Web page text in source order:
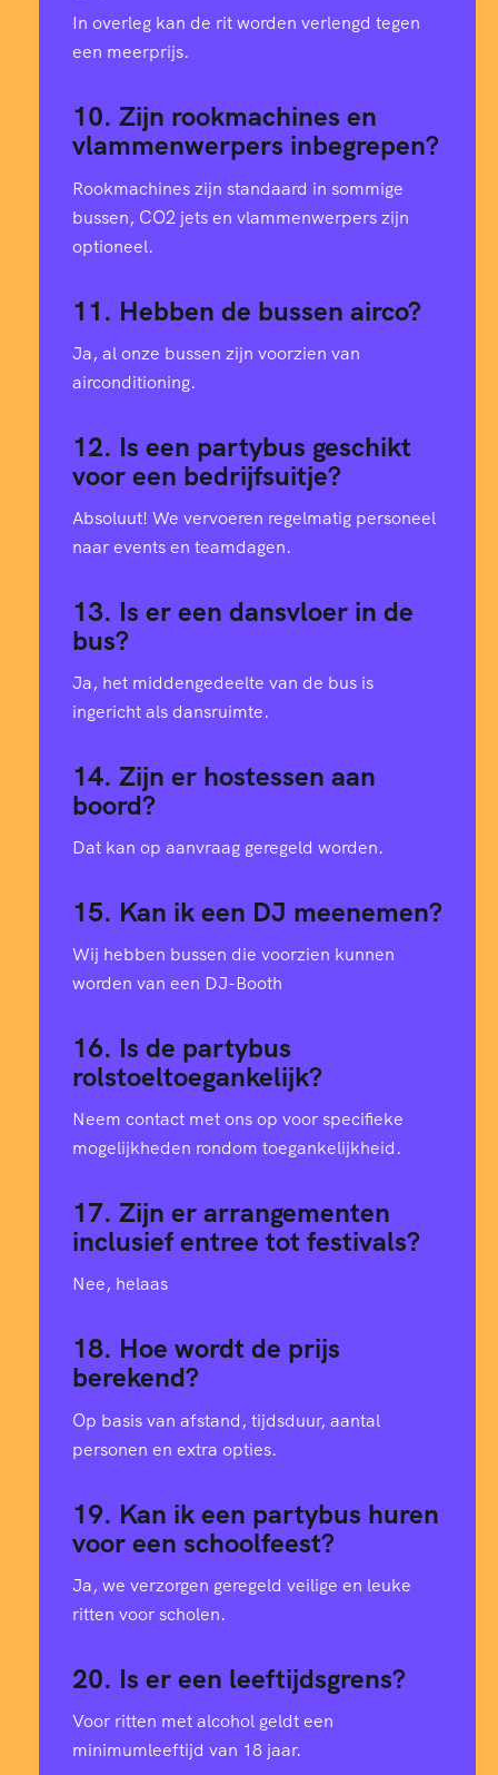
In overleg kan de rit worden verlengd tegen
een meerprijs.
10. Zijn rookmachines en
vlammenwerpers inbegrepen?
Rookmachines zijn standaard in sommige
bussen, CO2 jets en vlammenwerpers zijn
optioneel.
11. Hebben de bussen airco?
Ja, al onze bussen zijn voorzien van
airconditioning.
12. Is een partybus geschikt
voor een bedrijfsuitje?
Absoluut! We vervoeren regelmatig personeel
naar events en teamdagen.
13. Is er een dansvloer in de
bus?
Ja, het middengedeelte van de bus is
ingericht als dansruimte.
14. Zijn er hostessen aan
boord?
Dat kan op aanvraag geregeld worden.
15. Kan ik een DJ meenemen?
Wij hebben bussen die voorzien kunnen
worden van een DJ-Booth
16. Is de partybus
rolstoeltoegankelijk?
Neem contact met ons op voor specifieke
mogelijkheden rondom toegankelijkheid.
17. Zijn er arrangementen
inclusief entree tot festivals?
Nee, helaas
18. Hoe wordt de prijs
berekend?
Op basis van afstand, tijdsduur, aantal
personen en extra opties.
19. Kan ik een partybus huren
voor een schoolfeest?
Ja, we verzorgen geregeld veilige en leuke
ritten voor scholen.
20. Is er een leeftijdsgrens?
Voor ritten met alcohol geldt een
minimumleeftijd van 18 jaar.